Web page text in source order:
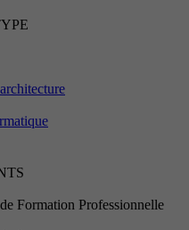
Formation Professionnelle